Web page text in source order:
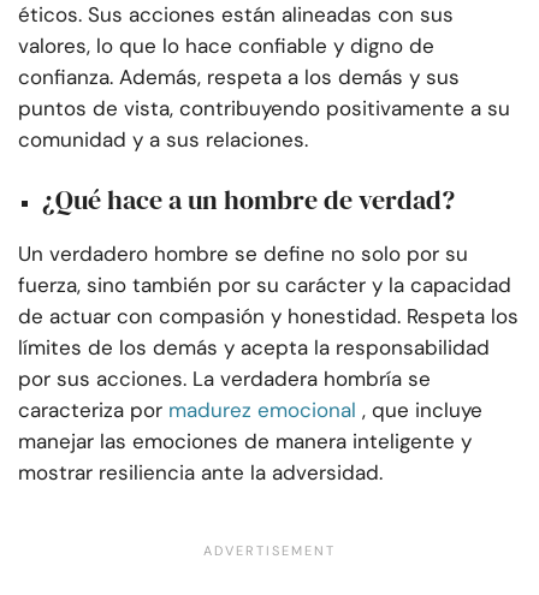
éticos. Sus acciones están alineadas con sus
valores, lo que lo hace confiable y digno de
confianza. Además, respeta a los demás y sus
puntos de vista, contribuyendo positivamente a su
comunidad y a sus relaciones.
¿Qué hace a un hombre de verdad?
Un verdadero hombre se define no solo por su
fuerza, sino también por su carácter y la capacidad
de actuar con compasión y honestidad. Respeta los
límites de los demás y acepta la responsabilidad
por sus acciones. La verdadera hombría se
caracteriza por madurez emocional , que incluye
manejar las emociones de manera inteligente y
mostrar resiliencia ante la adversidad.